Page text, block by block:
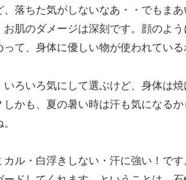
ます。 そもそも洗顔はなぜするの？肌には本来、自浄作
落ちた気がしないなあ・・ でもまあ
肌のダメージは深刻です。顔のよ
て、身体に優しい物が使われている
ろいろ気にして選ぶけど、身体は焼
かも、夏の暑い時は汗も気になる
カル・白浮きしない・汗に強い！ で